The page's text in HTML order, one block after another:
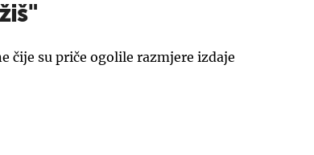
čije su priče ogolile razmjere izdaje